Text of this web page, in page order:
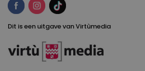
Dit is een uitgave van Virtùmedia